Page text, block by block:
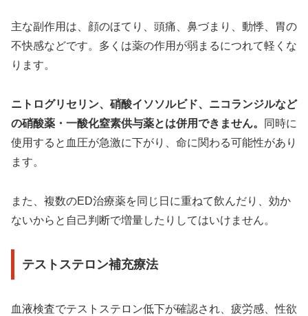
主な副作用は、顔のほてり、頭痛、鼻づまり、動悸、胃の
不快感などです。多くは薬の作用が弱まるにつれて軽くな
ります。
ニトログリセリン、硝酸イソソルビド、ニコランジルなど
の硝酸薬・一酸化窒素供与薬とは併用できません。
同時に
使用すると血圧が急激に下がり、命に関わる可能性があり
ます。
また、複数のED治療薬を同じ日に重ねて飲んだり、効か
ないからと自己判断で増量したりしてはいけません。
テストステロン補充療法
血液検査でテストステロン低下が確認され、疲労感、性欲